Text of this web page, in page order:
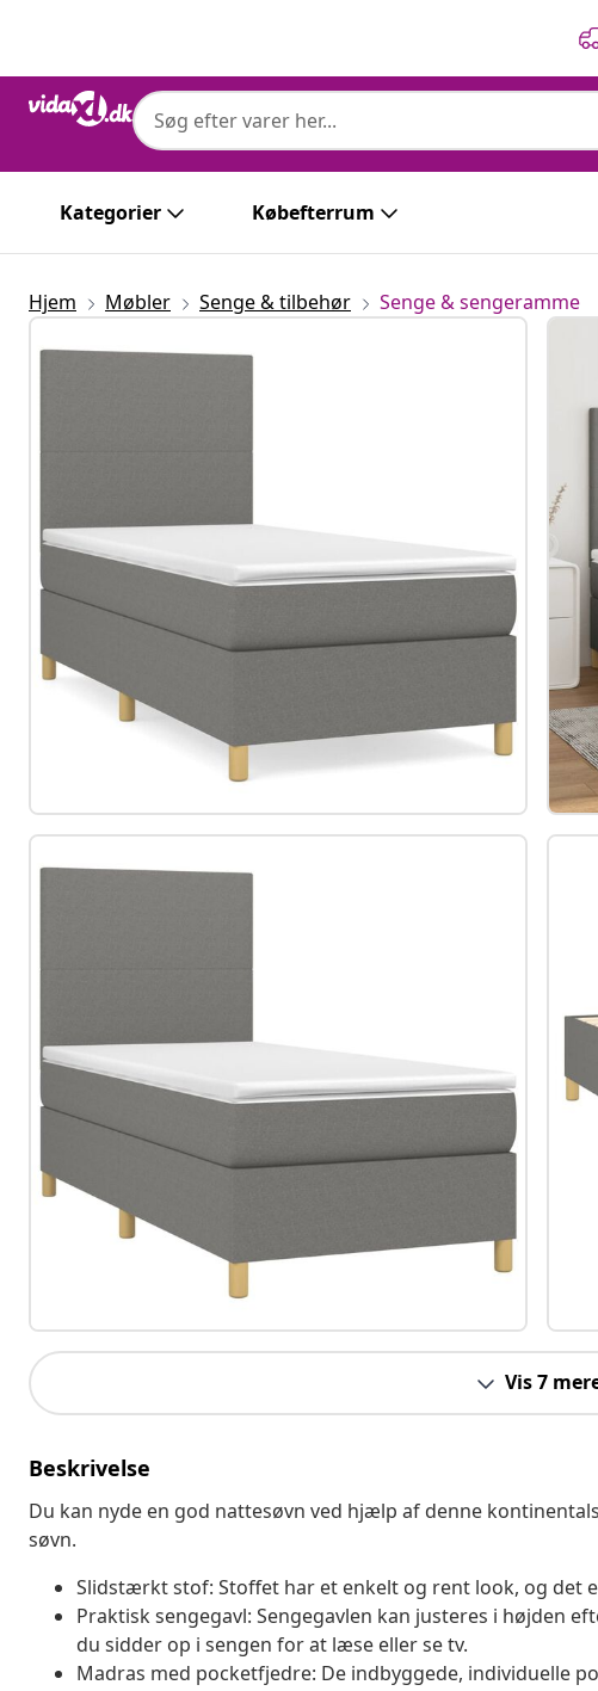
Kategorier Købefterrum
Hjem Møbler Senge & tilbehør Senge & sengeramme
Vis 7
Beskrivelse
Du kan nyde en god nattesøvn ved hjælp af denne
søvn.
Slidstærkt stof: Stoffet har et enkelt og rent look, og det
Praktisk sengegavl: Sengegavlen kan justeres i højden
du sidder op i sengen for at læse eller se tv.
Madras med pocketfjedre: De indbyggede, individuelle